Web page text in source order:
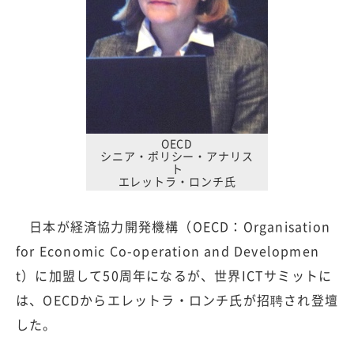
OECD
シニア・ポリシー・アナリス
ト
エレットラ・ロンチ氏
日本が経済協力開発機構（OECD：Organisation
for Economic Co-operation and Developmen
t）に加盟して50周年になるが、世界ICTサミットに
は、OECDからエレットラ・ロンチ氏が招聘され登壇
した。